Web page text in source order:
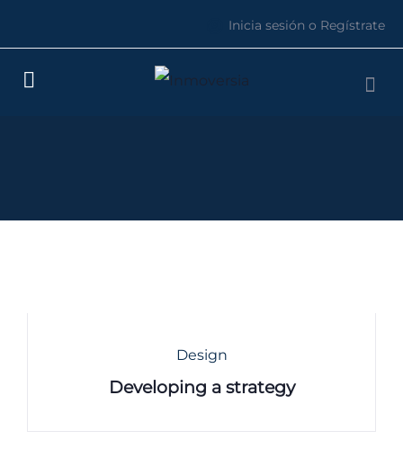
Inicia sesión o Regístrate
Design
Developing a strategy